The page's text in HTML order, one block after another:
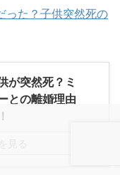
った？子供突然死の
が突然死？ミ
との離婚理由